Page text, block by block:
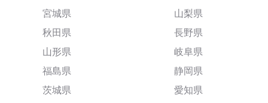
宮城県
秋田県
山形県
福島県
茨城県
山梨県
長野県
岐阜県
静岡県
愛知県